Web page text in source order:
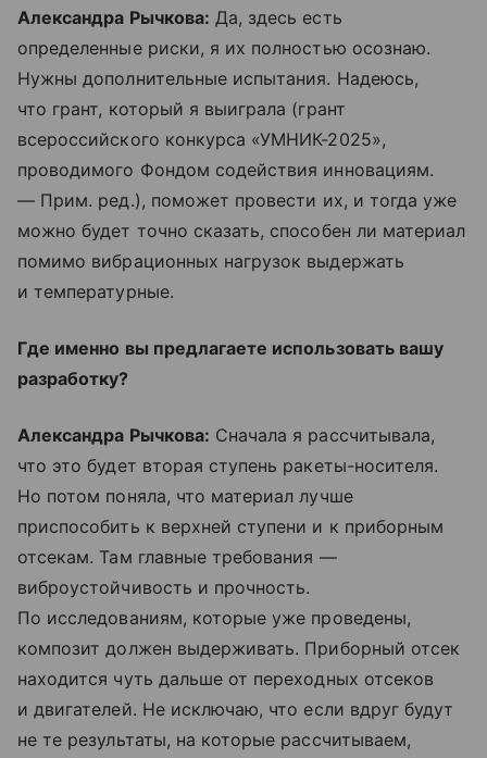
Александра Рычкова: Да, здесь есть
определенные риски, я их полностью осознаю.
Нужны дополнительные испытания. Надеюсь,
что грант, который я выиграла (грант
всероссийского конкурса «УМНИК-2025»,
проводимого Фондом содействия инновациям.
— Прим. ред.), поможет провести их, и тогда уже
можно будет точно сказать, способен ли материал
помимо вибрационных нагрузок выдержать
и температурные.
Где именно вы предлагаете использовать вашу
разработку?
Александра Рычкова: Сначала я рассчитывала,
что это будет вторая ступень ракеты-носителя.
Но потом поняла, что материал лучше
приспособить к верхней ступени и к приборным
отсекам. Там главные требования —
виброустойчивость и прочность.
По исследованиям, которые уже проведены,
композит должен выдерживать. Приборный отсек
находится чуть дальше от переходных отсеков
и двигателей. Не исключаю, что если вдруг будут
не те результаты, на которые рассчитываем,